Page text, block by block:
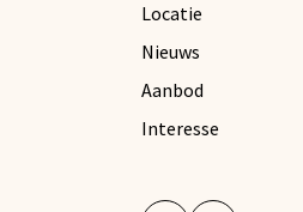
Locatie
Nieuws
Aanbod
Interesse